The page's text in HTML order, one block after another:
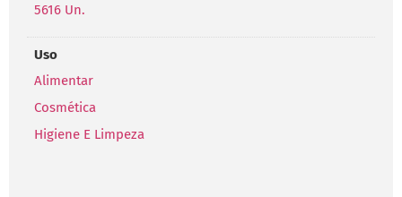
5616 Un.
Uso
Alimentar
Cosmética
Higiene E Limpeza